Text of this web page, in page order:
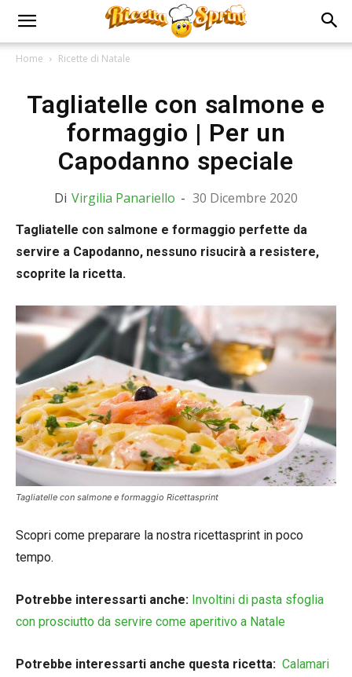
Home Ricette di Natale
Tagliatelle con salmone e
formaggio | Per un
Capodanno speciale
Di Virgilia Panariello - 30 Dicembre 2020
Tagliatelle con salmone e formaggio perfette da
servire a Capodanno, nessuno risucirà a resistere,
scoprite la ricetta.
Tagliatelle con salmone e formaggio Ricettasprint
Scopri come preparare la nostra ricettasprint in poco
tempo.
Potrebbe interessarti anche: Involtini di pasta sfoglia
con prosciutto da servire come aperitivo a Natale
Potrebbe interessarti anche questa ricetta: Calamari